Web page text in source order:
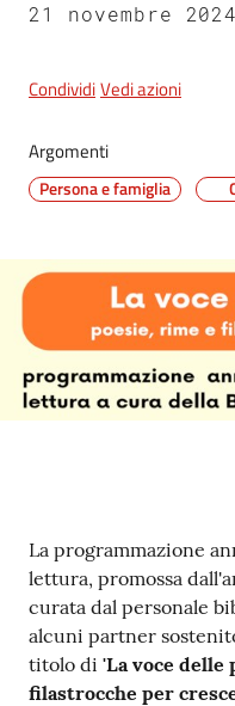
Servizi
line
gli
argomenti
21 novembre 2024
CondividiVedi azioni
Argomenti
Persona e famiglia
Contenuto
La programmazione
lettura, promossa
curata dal personale
alcuni partner
titolo di 'La voce delle
filastrocche per